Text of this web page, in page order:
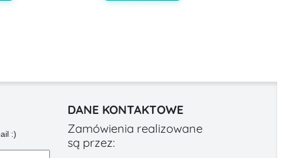
:)
DANE KONTAKTOWE
Zamówienia realizowane
są przez: